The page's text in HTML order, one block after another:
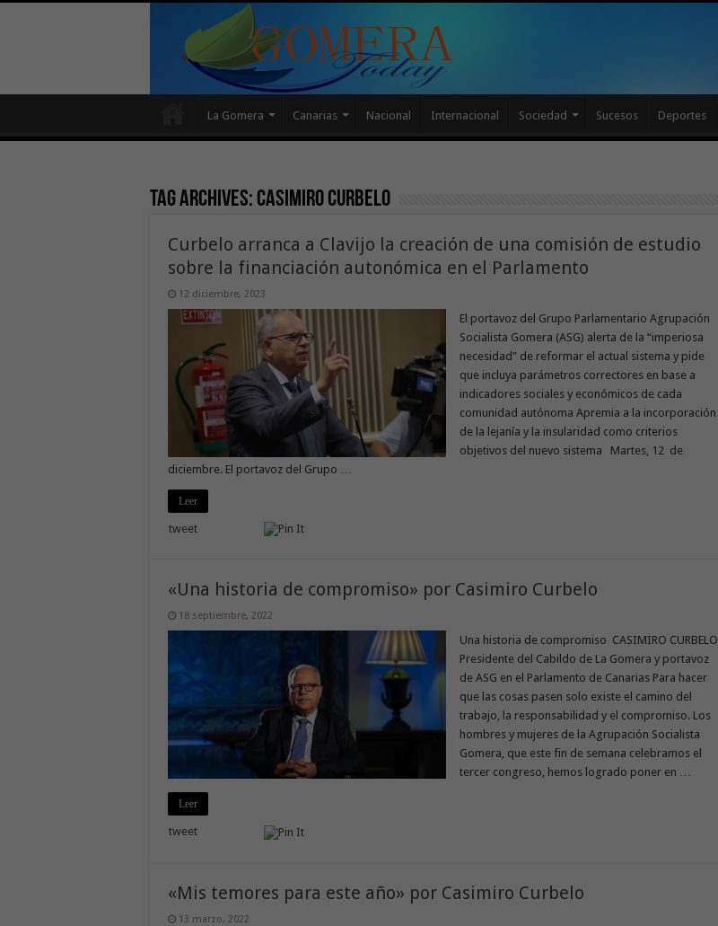
La Gomera Canarias Nacional Internacional Sociedad Sucesos Deportes
Tag Archives: casimiro curbelo
Curbelo arranca a Clavijo la creación de una comisión de estudio
sobre la financiación autonómica en el Parlamento
12 diciembre, 2023
El portavoz del Grupo Parlamentario Agrupación
Socialista Gomera (ASG) alerta de la “imperiosa
necesidad” de reformar el actual sistema y pide
que incluya parámetros correctores en base a
indicadores sociales y económicos de cada
comunidad autónoma Apremia a la incorporación
de la lejanía y la insularidad como criterios
objetivos del nuevo sistema Martes, 12 de
diciembre. El portavoz del Grupo …
Leer
tweet
«Una historia de compromiso» por Casimiro Curbelo
18 septiembre, 2022
Una historia de compromiso CASIMIRO CURBELO
Presidente del Cabildo de La Gomera y portavoz
de ASG en el Parlamento de Canarias Para hacer
que las cosas pasen solo existe el camino del
trabajo, la responsabilidad y el compromiso. Los
hombres y mujeres de la Agrupación Socialista
Gomera, que este fin de semana celebramos el
tercer congreso, hemos logrado poner en …
Leer
tweet
«Mis temores para este año» por Casimiro Curbelo
13 marzo, 2022